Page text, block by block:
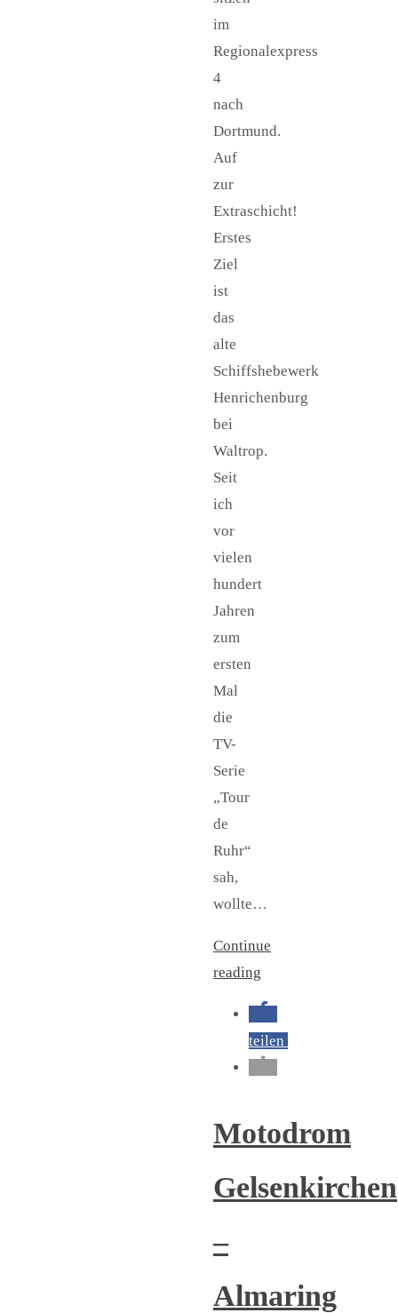
im
Regionalexpress
4
nach
Dortmund.
Auf
zur
Extraschicht!
Erstes
Ziel
ist
das
alte
Schiffshebewerk
Henrichenburg
bei
Waltrop.
Seit
ich
vor
vielen
hundert
Jahren
zum
ersten
Mal
die
TV-
Serie
„Tour
de
Ruhr“
sah,
wollte…
Continue
reading
teilen
Motodrom
Gelsenkirchen
–
Almaring